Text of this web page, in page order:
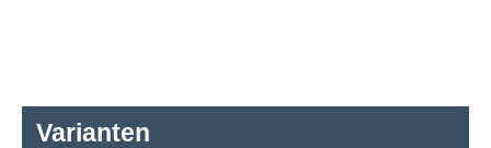
Varianten